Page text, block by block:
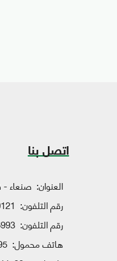
اتصل بنا
العنوان: صنعاء -
رقم التلفون:
رقم التلفون:
هاتف محمول: